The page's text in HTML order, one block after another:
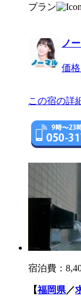
プラン
ノ
価
この宿の詳
宿泊費：
【福岡県／